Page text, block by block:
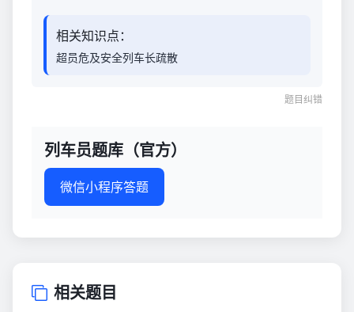
相关知识点：
超员危及安全列车长疏散
题目纠错
列车员题库（官方）
微信小程序答题
相关题目